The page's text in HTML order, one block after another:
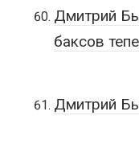
Дмитрий
баксов
Дмитрий